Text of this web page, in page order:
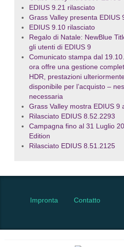
EDIUS 9.21 rilasciato
Grass Valley presenta EDIUS
EDIUS 9.10 rilasciato
Regalo di Natale: NewBlue
gli utenti di EDIUS 9
Comunicato stampa dal
ora offre una gestione
HDR, prestazioni
disponibile per l’acquisto –
necessaria
Grass Valley mostra EDIUS 9
Rilasciato EDIUS 8.52.2293
Campagna fino al 31 Luglio
Edition
Rilasciato EDIUS 8.51.2125
Impronta Contatto